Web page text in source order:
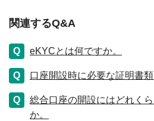
関連するQ&A
eKYCとは何ですか。
口座開設時に必要な証明書類
総合口座の開設にはどれく
か。